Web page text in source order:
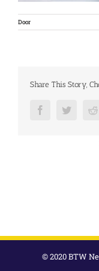
Door
Share This Story,
FacebookTwitter
© 2020 BTW